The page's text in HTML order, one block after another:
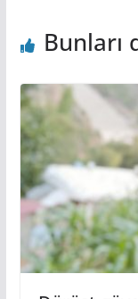
Bunları